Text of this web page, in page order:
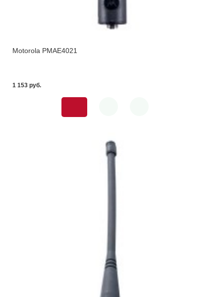
Motorola PMAE4021
1 153 pуб.